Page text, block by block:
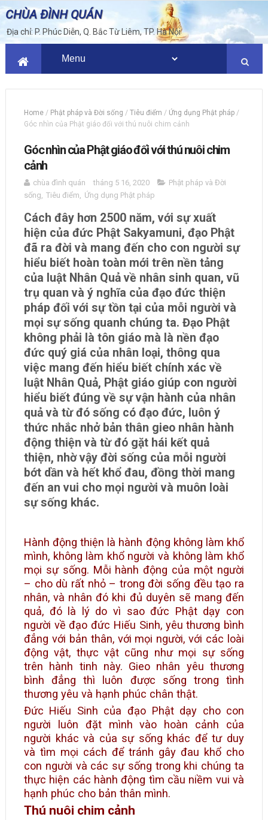
CHÙA ĐÌNH QUÁN
Địa chỉ: P. Phúc Diễn, Q. Bắc Từ Liêm, TP. Hà Nội
Home / Phật pháp và Đời sống / Tiêu điểm / Ứng dụng Phật pháp /
Góc nhìn của Phật giáo đối với thú nuôi chim cảnh
Góc nhìn của Phật giáo đối với thú nuôi chim
cảnh
chùa đình quán tháng 5 16, 2020
Phật pháp và Đời
sống, Tiêu điểm, Ứng dụng Phật pháp
Cách đây hơn 2500 năm, với sự xuất
hiện của đức Phật Sakyamuni, đạo Phật
đã ra đời và mang đến cho con người sự
hiểu biết hoàn toàn mới trên nền tảng
của luật Nhân Quả về nhân sinh quan, vũ
trụ quan và ý nghĩa của đạo đức thiện
pháp đối với sự tồn tại của mỗi người và
mọi sự sống quanh chúng ta. Đạo Phật
không phải là tôn giáo mà là nền đạo
đức quý giá của nhân loại, thông qua
việc mang đến hiểu biết chính xác về
luật Nhân Quả, Phật giáo giúp con người
hiểu biết đúng về sự vận hành của nhân
quả và từ đó sống có đạo đức, luôn ý
thức nhắc nhở bản thân gieo nhân hành
động thiện và từ đó gặt hái kết quả
thiện, nhờ vậy đời sống của mỗi người
bớt dần và hết khổ đau, đồng thời mang
đến an vui cho mọi người và muôn loài
sự sống khác.
Hành động thiện là hành động không làm khổ
mình, không làm khổ người và không làm khổ
mọi sự sống. Mỗi hành động của một người
– cho dù rất nhỏ – trong đời sống đều tạo ra
nhân, và nhân đó khi đủ duyên sẽ mang đến
quả, đó là lý do vì sao đức Phật dạy con
người về đạo đức Hiếu Sinh, yêu thương bình
đẳng với bản thân, với mọi người, với các loài
động vật, thực vật cũng như mọi sự sống
trên hành tinh này. Gieo nhân yêu thương
bình đẳng thì luôn được sống trong tình
thương yêu và hạnh phúc chân thật.
Đức Hiếu Sinh của đạo Phật dạy cho con
người luôn đặt mình vào hoàn cảnh của
người khác và của sự sống khác để tư duy
và tìm mọi cách để tránh gây đau khổ cho
con người và các sự sống trong khi chúng ta
thực hiện các hành động tìm cầu niềm vui và
hạnh phúc cho bản thân mình.
Thú nuôi chim cảnh